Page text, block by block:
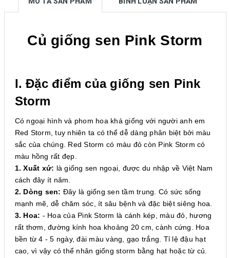
Củ giống sen Pink Storm
I. Đặc điểm của giống sen Pink
Storm
Có ngoại hình và phom hoa khá giống với người anh em
Red Storm, tuy nhiên ta có thể dễ dàng phân biệt bởi màu
sắc của chúng. Red Storm có màu đỏ còn Pink Storm có
màu hồng rất đẹp.
1. Xuất xứ: là giống sen ngoại, được du nhập về Việt Nam
cách đây ít năm.
2. Dòng sen: Đây là giống sen tầm trung. Có sức sống
mạnh mẽ, dễ chăm sóc, ít sâu bệnh và đặc biệt siêng hoa.
3. Hoa: - Hoa của Pink Storm là cánh kép, màu đỏ, hương
rất thơm, đường kính hoa khoảng 20 cm, cành cứng. Hoa
bền từ 4 - 5 ngày, đài màu vàng, gạo trắng. Tỉ lệ đậu hạt
cao, vì vậy có thể nhân giống storm bằng hạt hoặc từ củ.